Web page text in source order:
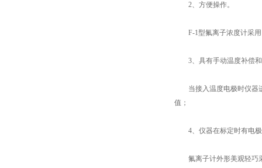
2、方便操作。
F-1型氟离子浓度计采用
3、具有手动温度补偿和
当接入温度电极时仪器进
值；
4、仪器在标定时有电极
氟离子计外形美观轻巧采